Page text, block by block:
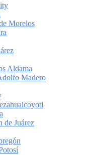
Morelos
Aldama
Madero
de Juárez